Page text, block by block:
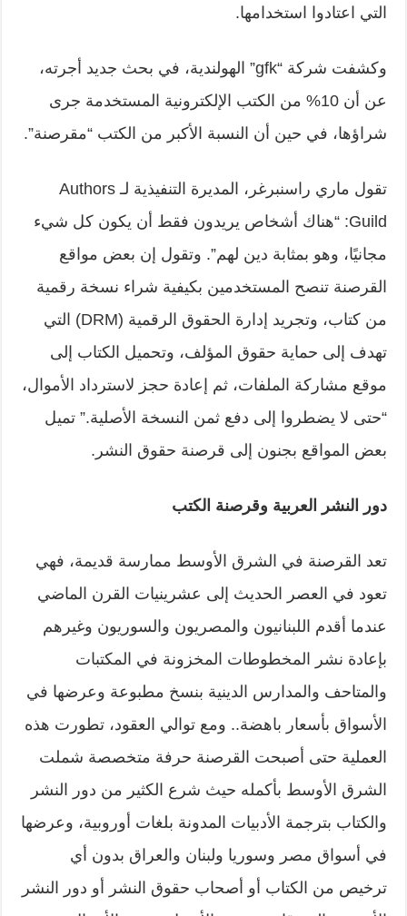
التي اعتادوا استخدامها.
وكشفت شركة “gfk” الهولندية، في بحث جديد أجرته،
عن أن 10% من الكتب الإلكترونية المستخدمة جرى
شراؤها، في حين أن النسبة الأكبر من الكتب “مقرصنة”.
تقول ماري راسنبرغر، المديرة التنفيذية لـAuthors
Guild: “هناك أشخاص يريدون فقط أن يكون كل شيء
مجانيًا، وهو بمثابة دين لهم”. وتقول إن بعض مواقع
القرصنة تنصح المستخدمين بكيفية شراء نسخة رقمية
من كتاب، وتجريد إدارة الحقوق الرقمية (DRM) التي
تهدف إلى حماية حقوق المؤلف، وتحميل الكتاب إلى
موقع مشاركة الملفات، ثم إعادة حجز لاسترداد الأموال،
“حتى لا يضطروا إلى دفع ثمن النسخة الأصلية.” تميل
بعض المواقع بجنون إلى قرصنة حقوق النشر.
دور النشر العربية وقرصنة الكتب
تعد القرصنة في الشرق الأوسط ممارسة قديمة، فهي
تعود في العصر الحديث إلى عشرينيات القرن الماضي
عندما أقدم اللبنانيون والمصريون والسوريون وغيرهم
بإعادة نشر المخطوطات المخزونة في المكتبات
والمتاحف والمدارس الدينية بنسخ مطبوعة وعرضها في
الأسواق بأسعار باهضة.. ومع توالي العقود، تطورت هذه
العملية حتى أصبحت القرصنة حرفة متخصصة شملت
الشرق الأوسط بأكمله حيث شرع الكثير من دور النشر
والكتاب بترجمة الأدبيات المدونة بلغات أوروبية، وعرضها
في أسواق مصر وسوريا ولبنان والعراق بدون أي
ترخيص من الكتاب أو أصحاب حقوق النشر أو دور النشر